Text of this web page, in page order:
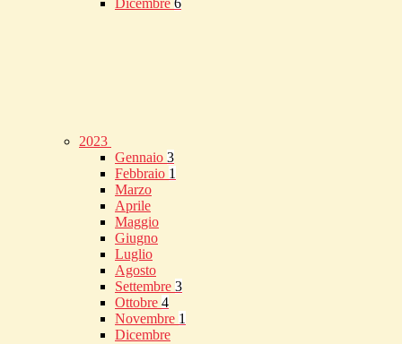
Dicembre 6
2023
Gennaio 3
Febbraio 1
Marzo
Aprile
Maggio
Giugno
Luglio
Agosto
Settembre 3
Ottobre 4
Novembre 1
Dicembre